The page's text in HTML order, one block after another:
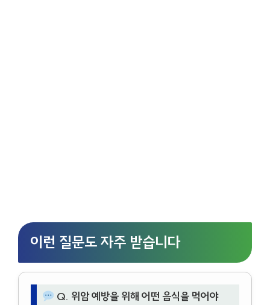
이런 질문도 자주 받습니다
Q. 위암 예방을 위해 어떤 음식을 먹어야